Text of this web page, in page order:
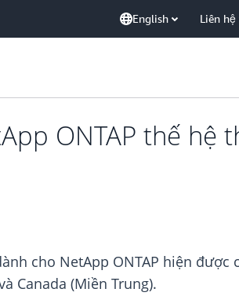
English Liên
ONTAP thế
cho NetApp ONTAP hiện được
Canada (Miền Trung).